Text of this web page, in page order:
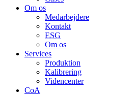
Om os
Medarbejdere
Kontakt
ESG
Om os
Services
Produktion
Kalibrering
Videncenter
CoA